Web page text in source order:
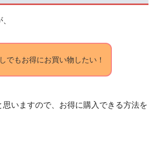
でもお得にお買い物したい！
思いますので、お得に購入できる方法を